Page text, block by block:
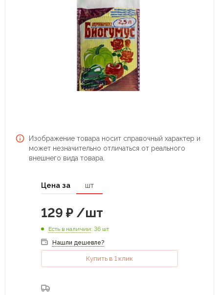
Изображение товара носит справочный характер и
может незначительно отличаться от реального
внешнего вида товара.
Цена за шт
129 ₽ /шт
Есть в наличии: 36 шт
Нашли дешевле?
Купить в 1 клик